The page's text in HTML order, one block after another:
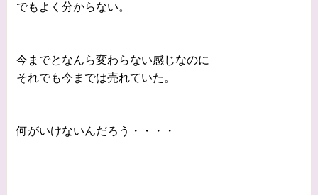
でもよく分からない。
今までとなんら変わらない感じなのに
それでも今までは売れていた。
何がいけないんだろう・・・・